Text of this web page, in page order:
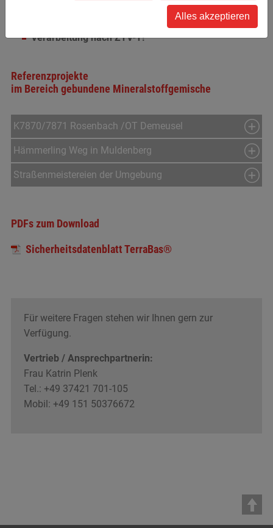
Material darf während des Transportes nicht
Verarbeitung nach ZTV-T!
Referenzprojekte
im Bereich gebundene Mineralstoffgemische
K7870/7871 Rosenbach /OT Demeusel
Hämmerling Weg in Muldenberg
Straßenmeistereien der Umgebung
PDFs zum Download
Sicherheitsdatenblatt TerraBas®
Für weitere Fragen stehen wir Ihnen gern zur
Verfügung.
Vertrieb / Ansprechpartnerin:
Frau Katrin Plenk
Tel.: +49 37421 701-105
Mobil: +49 151 50376672
Alles akzeptieren